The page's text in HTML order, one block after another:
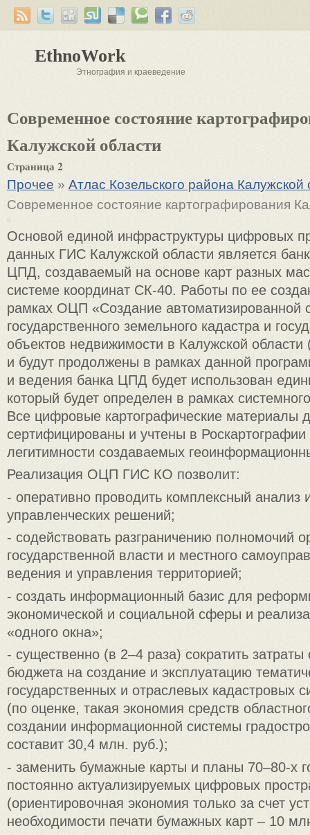
EthnoWork
Этнография и краеведение
Современное состояние
Калужской области
Страница 2
Прочее » Атлас Козельского района Калужской
Современное состояние картографирования
Основой единой инфраструктуры цифровых
данных ГИС Калужской области является
ЦПД, создаваемый на основе карт разных
системе координат СК-40. Работы по ее
рамках ОЦП «Создание автоматизированной
государственного земельного кадастра и
объектов недвижимости в Калужской области
и будут продолжены в рамках данной
и ведения банка ЦПД будет использован
который будет определен в рамках
Все цифровые картографические материалы
сертифицированы и учтены в
легитимности создаваемых
Реализация ОЦП ГИС КО позволит:
- оперативно проводить комплексный анализ
управленческих решений;
- содействовать разграничению полномочий
государственной власти и местного
ведения и управления территорией;
- создать информационный базис для
экономической и социальной сферы и
«одного окна»;
- существенно (в 2–4 раза) сократить затраты
бюджета на создание и эксплуатацию
государственных и отраслевых кадастровых
(по оценке, такая экономия средств
создании информационной системы
составит 30,4 млн. руб.);
- заменить бумажные карты и планы 70–80-х
постоянно актуализируемых цифровых
(ориентировочная экономия только за счет
необходимости печати бумажных карт – 10